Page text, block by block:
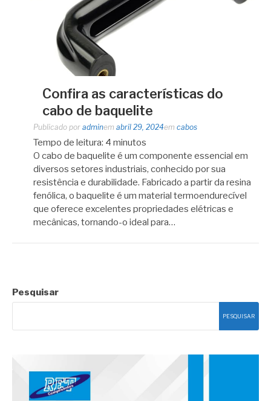
Confira as características do
cabo de baquelite
Publicado por adminem abril 29, 2024em cabos
Tempo de leitura: 4 minutos
O cabo de baquelite é um componente essencial em
diversos setores industriais, conhecido por sua
resistência e durabilidade. Fabricado a partir da resina
fenólica, o baquelite é um material termoendurecível
que oferece excelentes propriedades elétricas e
mecânicas, tornando-o ideal para…
Pesquisar
PESQUISAR